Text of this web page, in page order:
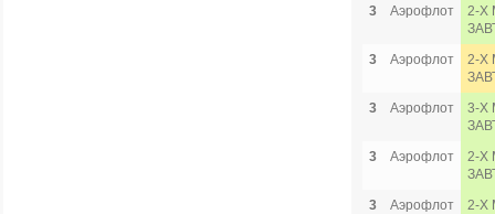
3
Аэрофлот
2-Х
3
Аэрофлот
2-Х
3
Аэрофлот
3-Х
3
Аэрофлот
2-Х
3
Аэрофлот
2-Х